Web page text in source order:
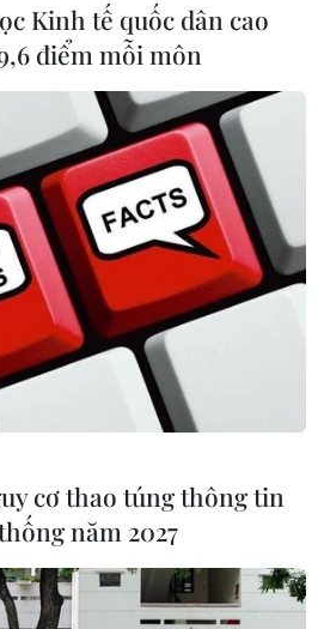
Kinh tế quốc dân cao
điểm mỗi môn
cơ thao túng thông tin
năm 2027